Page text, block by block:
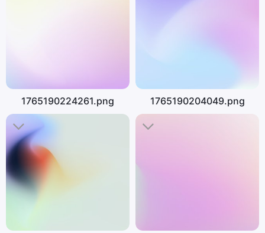
1765190224261.png 1765190204049.png